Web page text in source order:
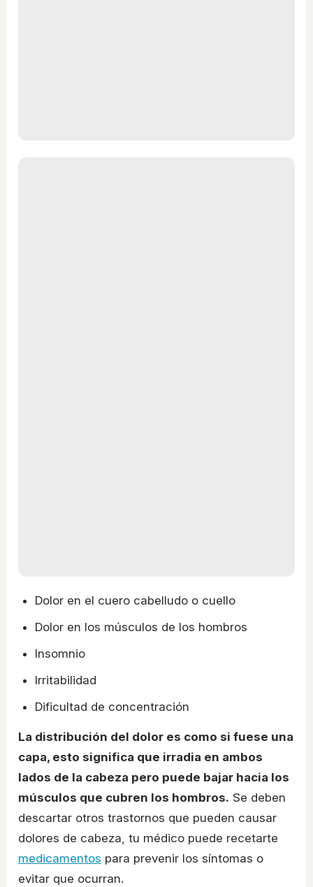
Dolor en el cuero cabelludo o cuello
Dolor en los músculos de los hombros
Insomnio
Irritabilidad
Dificultad de concentración
La distribución del dolor es como si fuese una
capa, esto significa que irradia en ambos
lados de la cabeza pero puede bajar hacia los
músculos que cubren los hombros. Se deben
descartar otros trastornos que pueden causar
dolores de cabeza, tu médico puede recetarte
medicamentos para prevenir los síntomas o
evitar que ocurran.